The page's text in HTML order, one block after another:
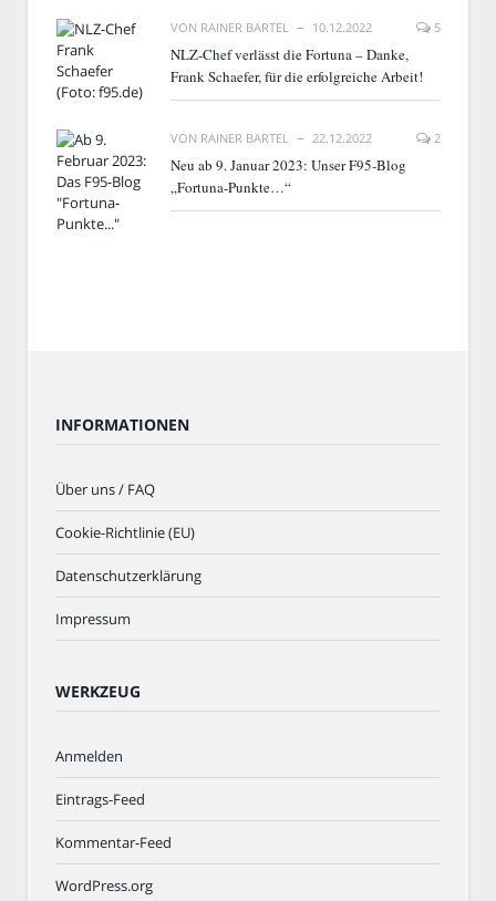
VON RAINER BARTEL 10.12.2022 5
NLZ-Chef verlässt die Fortuna – Danke,
Frank Schaefer, für die erfolgreiche Arbeit!
VON RAINER BARTEL 22.12.2022 2
Neu ab 9. Januar 2023: Unser F95-Blog
„Fortuna-Punkte…“
INFORMATIONEN
Über uns / FAQ
Cookie-Richtlinie (EU)
Datenschutzerklärung
Impressum
WERKZEUG
Anmelden
Eintrags-Feed
Kommentar-Feed
WordPress.org